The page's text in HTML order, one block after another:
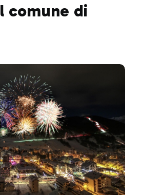
di